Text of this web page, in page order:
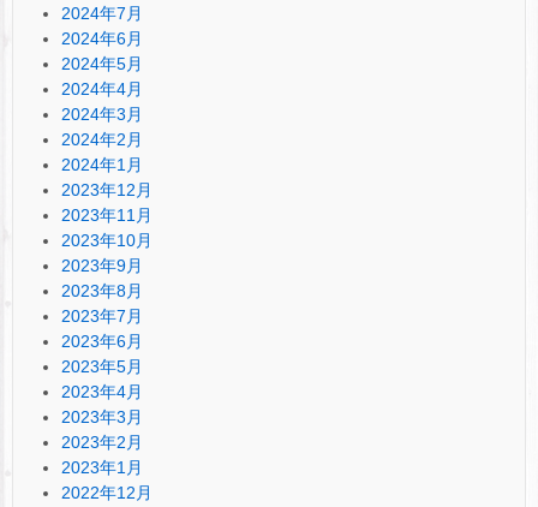
2024年7月
2024年6月
2024年5月
2024年4月
2024年3月
2024年2月
2024年1月
2023年12月
2023年11月
2023年10月
2023年9月
2023年8月
2023年7月
2023年6月
2023年5月
2023年4月
2023年3月
2023年2月
2023年1月
2022年12月